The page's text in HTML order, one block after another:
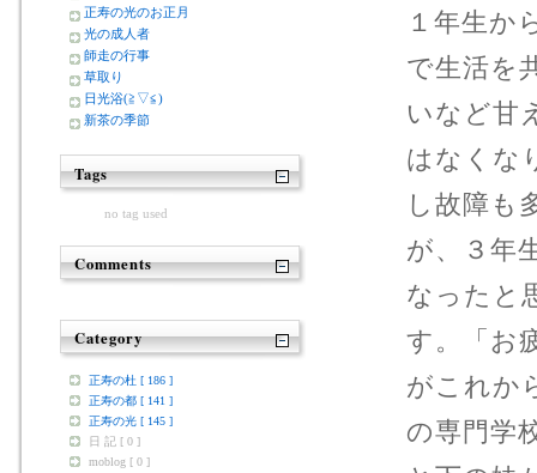
１年生か
で生活を
いなど甘
はなくな
し故障も
が、３年
なったと
す。「お
がこれか
の専門学
正寿の光のお正月
光の成人者
師走の行事
草取り
日光浴(≧▽≦)
新茶の季節
Tags
no tag used
Comments
Category
正寿の杜 [ 186 ]
正寿の都 [ 141 ]
正寿の光 [ 145 ]
日 記 [ 0 ]
moblog [ 0 ]